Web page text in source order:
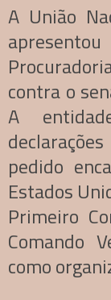
A União
contra o
A
pedido
Estados
Primeiro
Comando
como